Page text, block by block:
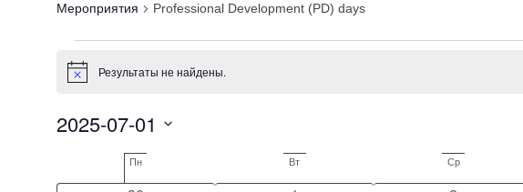
Мероприятия Professional Development (PD) days
Мероприятия
ЗаметкаРезультаты не найдены.
2025-07-01
Календарь
Пн Вт СрСреда